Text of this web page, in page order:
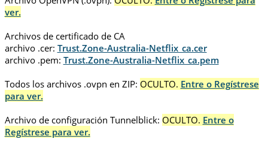
ver.
Archivos de certificado de CA
archivo .cer: Trust.Zone-Australia-Netflix_ca.cer
archivo .pem: Trust.Zone-Australia-Netflix_ca.pem
Todos los archivos .ovpn en ZIP: OCULTO. Entre o Regístrese
para ver.
Archivo de configuración Tunnelblick: OCULTO. Entre o
Regístrese para ver.